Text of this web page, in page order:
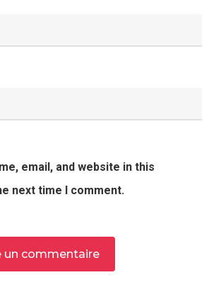
email, and website in this
next time I comment.